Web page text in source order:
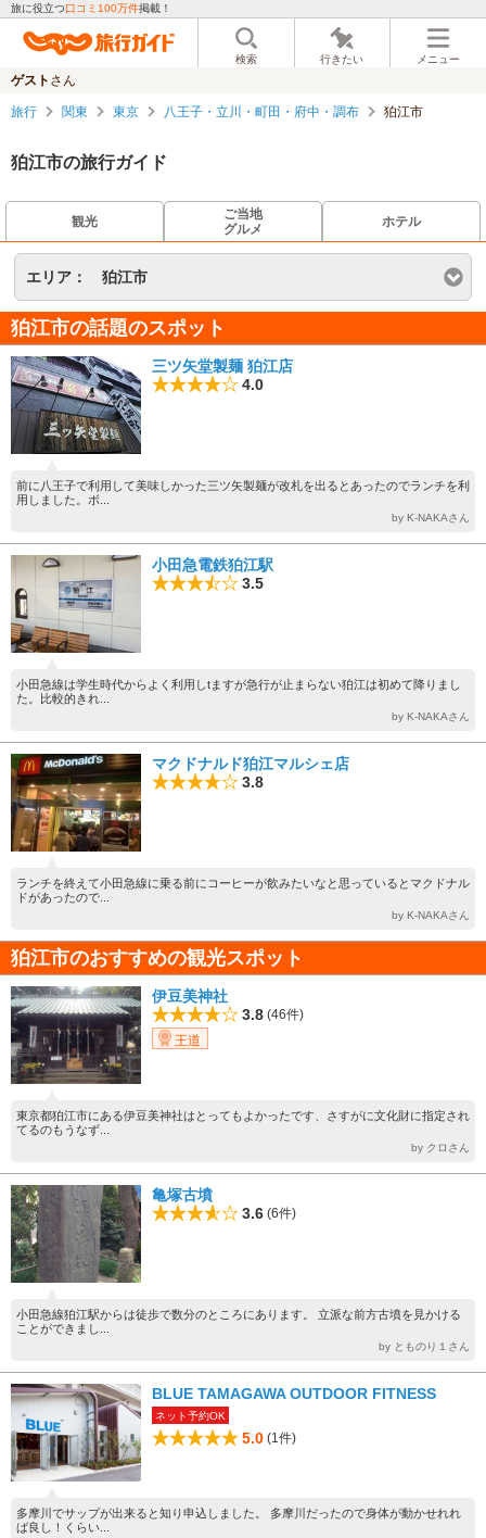
旅に役立つ口コミ100万件掲載！
検索 行きたい メニュー
ゲスト さん
旅行 関東 東京 八王子・立川・町田・府中・調布 狛江市
狛江市の旅行ガイド
観光
ご当地
グルメ
ホテル
エリア： 狛江市
狛江市の話題のスポット
三ツ矢堂製麺 狛江店
4.0
前に八王子で利用して美味しかった三ツ矢製麺が改札を出るとあったのでランチを利
用しました。ボ...
by K-NAKAさん
小田急電鉄狛江駅
3.5
小田急線は学生時代からよく利用しtますが急行が止まらない狛江は初めて降りまし
た。比較的きれ...
by K-NAKAさん
マクドナルド狛江マルシェ店
3.8
ランチを終えて小田急線に乗る前にコーヒーが飲みたいなと思っているとマクドナル
ドがあったので...
by K-NAKAさん
狛江市のおすすめの観光スポット
伊豆美神社
3.8 (46件)
王道
東京都狛江市にある伊豆美神社はとってもよかったです、さすがに文化財に指定され
てるのもうなず...
by クロさん
亀塚古墳
3.6 (6件)
小田急線狛江駅からは徒歩で数分のところにあります。 立派な前方古墳を見かける
ことができまし...
by とものり１さん
BLUE TAMAGAWA OUTDOOR FITNESS
ネット予約OK
5.0 (1件)
多摩川でサップが出来ると知り申込しました。 多摩川だったので身体が動かせれれ
ば良し！くらい...